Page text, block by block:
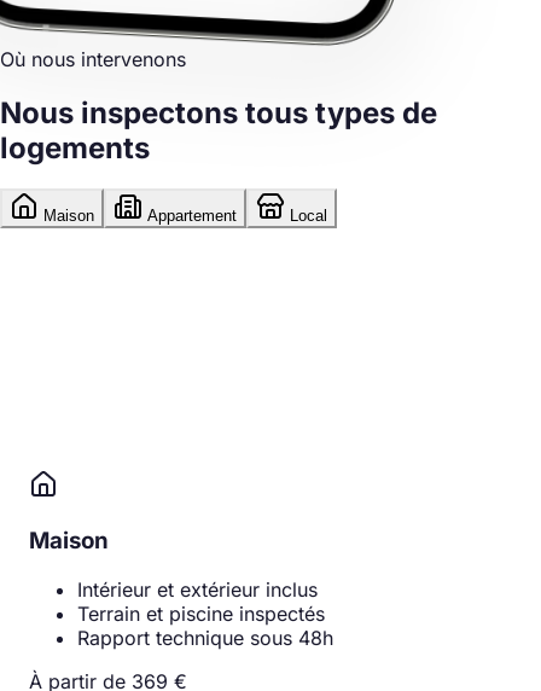
Où nous intervenons
Nous inspectons tous types de
logements
Maison Appartement Local
Maison
Intérieur et extérieur inclus
Terrain et piscine inspectés
Rapport technique sous 48h
À partir de 369 €